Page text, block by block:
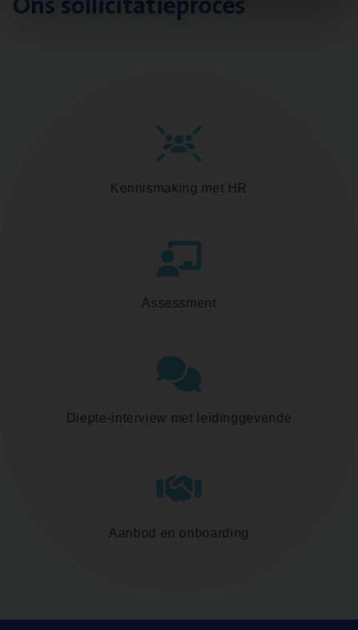
Kennismaking met HR
Assessment
Diepte-interview met leidinggevende
Aanbod en onboarding